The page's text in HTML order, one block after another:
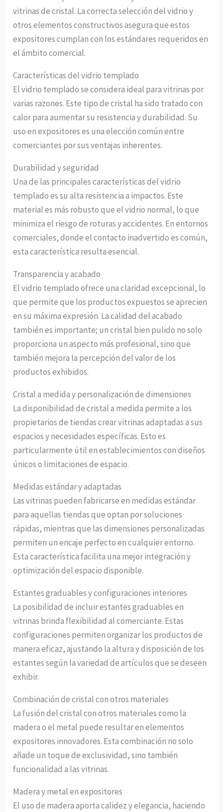
vitrinas de cristal. La correcta selección del vidrio y
otros elementos constructivos asegura que estos
expositores cumplan con los estándares requeridos en
el ámbito comercial.
Características del vidrio templado
El vidrio templado se considera ideal para vitrinas por
varias razones. Este tipo de cristal ha sido tratado con
calor para aumentar su resistencia y durabilidad. Su
uso en expositores es una elección común entre
comerciantes por sus ventajas inherentes.
Durabilidad y seguridad
Una de las principales características del vidrio
templado es su alta resistencia a impactos. Este
material es más robusto que el vidrio normal, lo que
minimiza el riesgo de roturas y accidentes. En entornos
comerciales, donde el contacto inadvertido es común,
esta característica resulta esencial.
Transparencia y acabado
El vidrio templado ofrece una claridad excepcional, lo
que permite que los productos expuestos se aprecien
en su máxima expresión. La calidad del acabado
también es importante; un cristal bien pulido no solo
proporciona un aspecto más profesional, sino que
también mejora la percepción del valor de los
productos exhibidos.
Cristal a medida y personalización de dimensiones
La disponibilidad de cristal a medida permite a los
propietarios de tiendas crear vitrinas adaptadas a sus
espacios y necesidades específicas. Esto es
particularmente útil en establecimientos con diseños
únicos o limitaciones de espacio.
Medidas estándar y adaptadas
Las vitrinas pueden fabricarse en medidas estándar
para aquellas tiendas que optan por soluciones
rápidas, mientras que las dimensiones personalizadas
permiten un encaje perfecto en cualquier entorno.
Esta característica facilita una mejor integración y
optimización del espacio disponible.
Estantes graduables y configuraciones interiores
La posibilidad de incluir estantes graduables en
vitrinas brinda flexibilidad al comerciante. Estas
configuraciones permiten organizar los productos de
manera eficaz, ajustando la altura y disposición de los
estantes según la variedad de artículos que se deseen
exhibir.
Combinación de cristal con otros materiales
La fusión del cristal con otros materiales como la
madera o el metal puede resultar en elementos
expositores innovadores. Esta combinación no solo
añade un toque de exclusividad, sino también
funcionalidad a las vitrinas.
Madera y metal en expositores
El uso de madera aporta calidez y elegancia, haciendo